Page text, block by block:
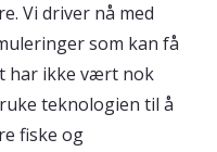
Vi driver nå med
som kan få
har ikke vært nok
teknologien til å
fiske og